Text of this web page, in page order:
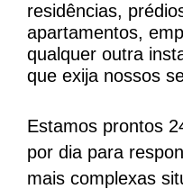
residências,
apartamentos,
qualquer outra
que exija nossos
Estamos prontos
por dia para
mais complexas